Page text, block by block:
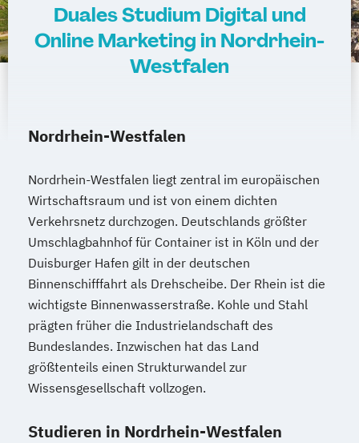
Duales Studium Digital und
Online Marketing in Nordrhein-
Westfalen
Nordrhein-Westfalen
Nordrhein-Westfalen liegt zentral im europäischen
Wirtschaftsraum und ist von einem dichten
Verkehrsnetz durchzogen. Deutschlands größter
Umschlagbahnhof für Container ist in Köln und der
Duisburger Hafen gilt in der deutschen
Binnenschifffahrt als Drehscheibe. Der Rhein ist die
wichtigste Binnenwasserstraße. Kohle und Stahl
prägten früher die Industrielandschaft des
Bundeslandes. Inzwischen hat das Land
größtenteils einen Strukturwandel zur
Wissensgesellschaft vollzogen.
Studieren in Nordrhein-Westfalen